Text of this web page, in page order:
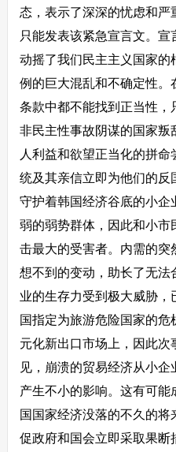
态，表示了深深的忧虑和
只能发表该紧急宣言文。
动摇了我们民主主义国家
例的巨大混乱和不确定性
条款中都不能找到正当性，
非民主性事故阴谋的国家叛
人利益和欲望正当化的拼
统及其亲信立即为他们的反
守护着韩国经济谷底的小
弱的弱势群体，因此和小市
击最大的受害者。内需的
想不到的变动，助长了无法
业的生存力受到极大威胁
国指定为旅游危险国家的
元化新出口市场上，因此
见，崩溃的贸易经济从小
产生不小的影响。这有可
国国家经济没落的不久的
促政府和国会立即采取果断